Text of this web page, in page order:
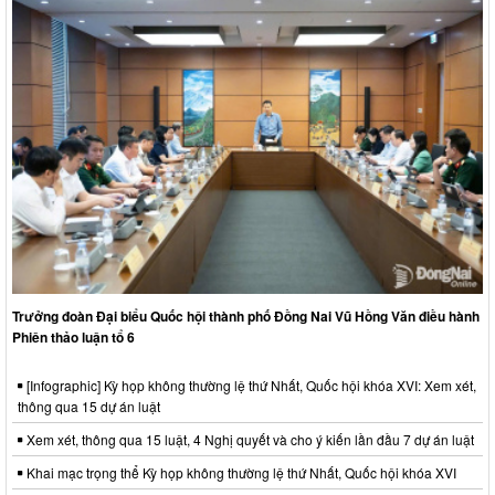
Trưởng đoàn Đại biểu Quốc hội thành phố Đồng Nai Vũ Hồng Văn điều hành
Phiên thảo luận tổ 6
[Infographic] Kỳ họp không thường lệ thứ Nhất, Quốc hội khóa XVI: Xem xét,
thông qua 15 dự án luật
Xem xét, thông qua 15 luật, 4 Nghị quyết và cho ý kiến lần đầu 7 dự án luật
Khai mạc trọng thể Kỳ họp không thường lệ thứ Nhất, Quốc hội khóa XVI